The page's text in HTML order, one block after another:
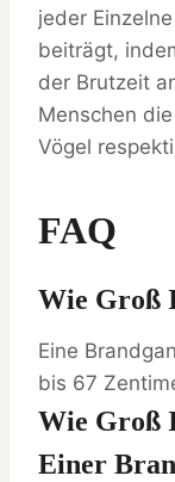
jeder
beiträgt,
der Brutzeit
Menschen
Vögel
FAQ
Wie Groß
Eine
bis 67
Wie Groß
Einer